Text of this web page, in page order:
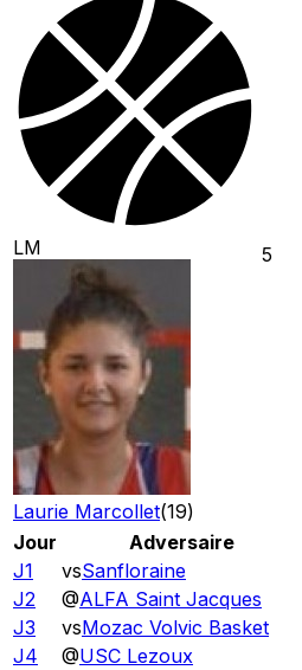
LM
Laurie Marcollet(19)
5
Jour Adversaire
J1
vsSanfloraine
J2
@ALFA Saint Jacques
J3
vsMozac Volvic Basket
J4
@USC Lezoux